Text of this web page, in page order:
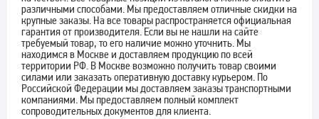
различными способами. Мы предоставляем отличные скидки на
крупные заказы. На все товары распространяется официальная
гарантия от производителя. Если вы не нашли на сайте
требуемый товар, то его наличие можно уточнить. Мы
находимся в Москве и доставляем продукцию по всей
территории РФ. В Москве возможно получить товар своими
силами или заказать оперативную доставку курьером. По
Российской Федерации мы доставляем заказы транспортными
компаниями. Мы предоставляем полный комплект
сопроводительных документов для клиента.